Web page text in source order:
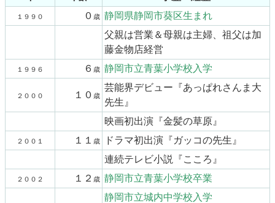
１９９０ ０ 歳
静岡県静岡市葵区生まれ
父親は営業＆母親は主婦、祖父は加
藤金物店経営
１９９６ ６ 歳 静岡市立青葉小学校入学
２０００ １０ 歳
芸能界デビュー『あっぱれさんま大
先生』
映画初出演『金髪の草原』
２００１ １１ 歳
ドラマ初出演『ガッコの先生』
連続テレビ小説『こころ』
２００２ １２ 歳
静岡市立青葉小学校卒業
静岡市立城内中学校入学